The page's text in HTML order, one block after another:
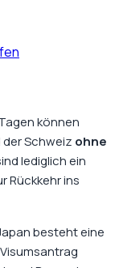
können
Schweiz ohne
lediglich ein
Rückkehr ins
besteht eine